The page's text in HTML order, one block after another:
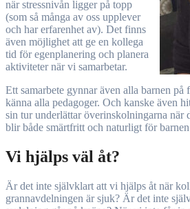
när stressnivån ligger på topp
(som så många av oss upplever
och har erfarenhet av). Det finns
även möjlighet att ge en kollega
tid för egenplanering och planera
aktiviteter när vi samarbetar.
Ett samarbete gynnar även alla barnen på
känna alla pedagoger. Och kanske även
sin tur underlättar överinskolningarna när
blir både smärtfritt och naturligt för
Vi hjälps väl åt?
Är det inte självklart att vi hjälps åt när
grannavdelningen är sjuk? Är det inte